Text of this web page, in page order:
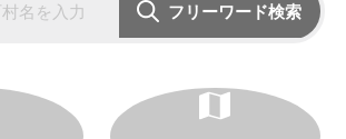
フリーワード検索